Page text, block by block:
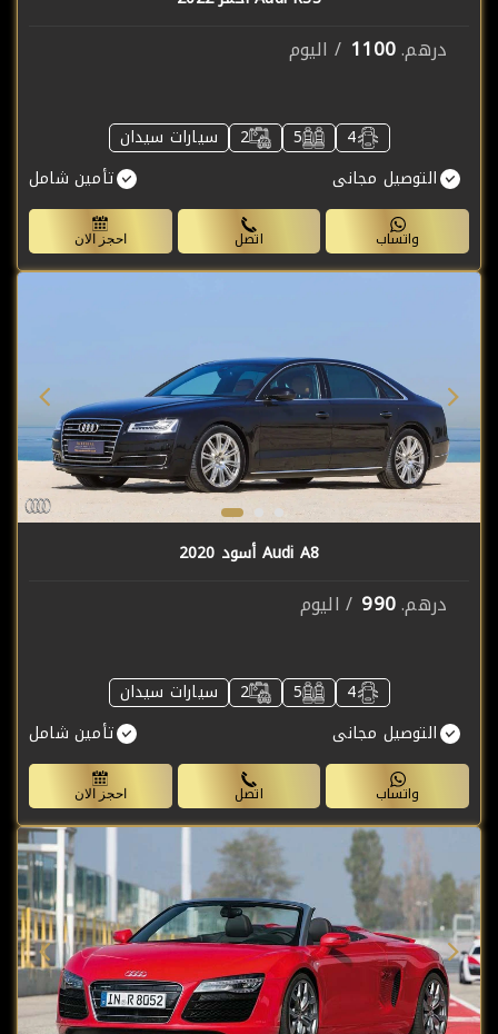
درهم.1100 / اليوم
4
5
2
سيارات سيدان
التوصيل مجانى
تأمين شامل
واتساب اتصل احجز الان
Audi A8 أسود 2020
درهم.990 / اليوم
4
5
2
سيارات سيدان
التوصيل مجانى
تأمين شامل
واتساب اتصل احجز الان